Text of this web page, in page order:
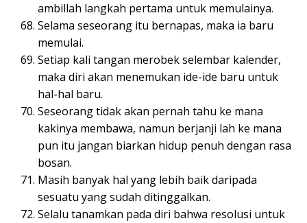
ambillah langkah pertama untuk memulainya.
Selama seseorang itu bernapas, maka ia baru
memulai.
Setiap kali tangan merobek selembar kalender,
maka diri akan menemukan ide-ide baru untuk
hal-hal baru.
Seseorang tidak akan pernah tahu ke mana
kakinya membawa, namun berjanji lah ke mana
pun itu jangan biarkan hidup penuh dengan rasa
bosan.
Masih banyak hal yang lebih baik daripada
sesuatu yang sudah ditinggalkan.
Selalu tanamkan pada diri bahwa resolusi untuk